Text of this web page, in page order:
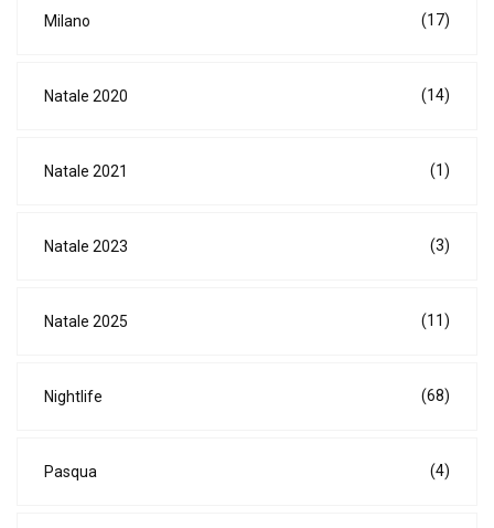
Milano (17)
Natale 2020 (14)
Natale 2021 (1)
Natale 2023 (3)
Natale 2025 (11)
Nightlife (68)
Pasqua (4)